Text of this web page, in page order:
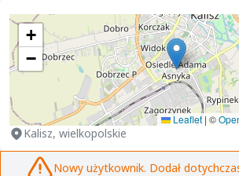
+
−
Leaflet | ©
Kalisz, wielkopolskie
Nowy użytkownik. Dodał